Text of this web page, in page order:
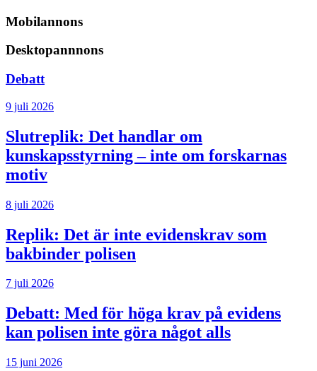
Mobilannons
Desktopannnons
Debatt
9 juli 2026
Slutreplik: Det handlar om
kunskapsstyrning – inte om forskarnas
motiv
8 juli 2026
Replik: Det är inte evidenskrav som
bakbinder polisen
7 juli 2026
Debatt: Med för höga krav på evidens
kan polisen inte göra något alls
15 juni 2026